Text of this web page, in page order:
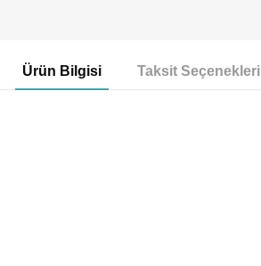
Ürün Bilgisi Taksit Seçenekleri